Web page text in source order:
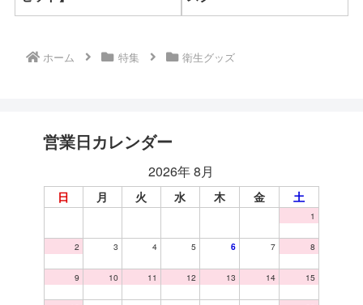
ホーム 特集 衛生グッズ
営業日カレンダー
2026年 8月
日 月 火 水 木 金 土
1
2 3 4 5 6 7 8
9 10 11 12 13 14 15